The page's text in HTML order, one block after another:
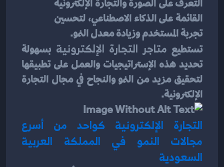
تجربة المستخدم وزيادة معدل النمو.
تستطيع متاجر التجارة الإلكترونية
الإلكترونية.
السعودية